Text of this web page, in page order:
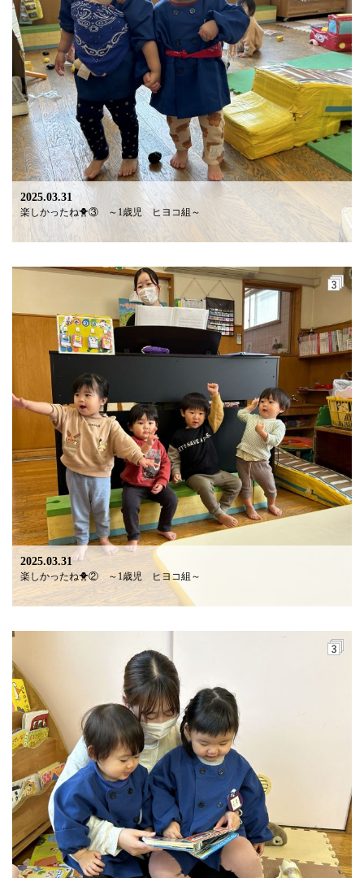
2025.03.31
楽しかったね🐥③ ～1歳児 ヒヨコ組～
2025.03.31
楽しかったね🐥② ～1歳児 ヒヨコ組～